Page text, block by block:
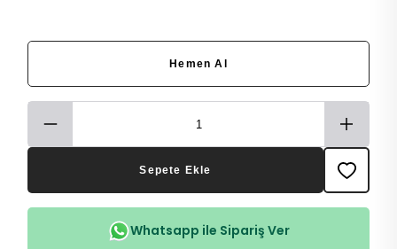
Hemen Al
Sepete Ekle
Whatsapp ile Sipariş Ver